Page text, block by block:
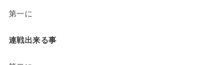
第一に
連戦出来る事